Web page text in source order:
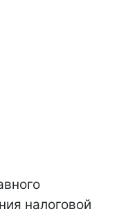
налоговой